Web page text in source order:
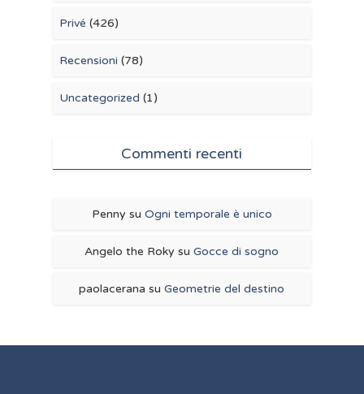
Privé (426)
Recensioni (78)
Uncategorized (1)
Commenti recenti
Penny su Ogni temporale è unico
Angelo the Roky suGocce di sogno
paolacerana suGeometrie del destino